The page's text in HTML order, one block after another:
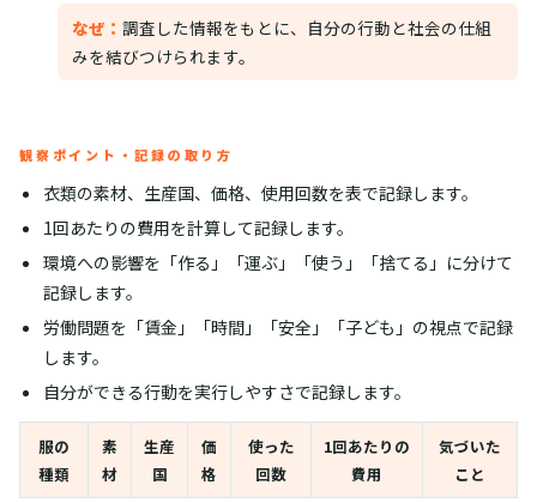
なぜ： 調査した情報をもとに、自分の行動と社会の仕組
みを結びつけられます。
観察ポイント・記録の取り方
衣類の素材、生産国、価格、使用回数を表で記録します。
1回あたりの費用を計算して記録します。
環境への影響を「作る」「運ぶ」「使う」「捨てる」に分けて
記録します。
労働問題を「賃金」「時間」「安全」「子ども」の視点で記録
します。
自分ができる行動を実行しやすさで記録します。
服の
種類
素
材
生産
国
価
格
使った
回数
1回あたりの
費用
気づいた
こと